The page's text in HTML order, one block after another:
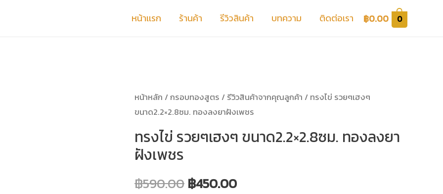
หน้าเเรก ร้านค้า รีวิวสินค้า บทความ ติดต่อเรา ฿0.00 0
หน้าหลัก /กรอบทองสูตร / รีวิวสินค้าจากคุณลูกค้า / ทรงไข่ รวยๆเฮงๆ
ขนาด2.2×2.8ซม. ทองลงยาฝังเพชร
ทรงไข่ รวยๆเฮงๆ ขนาด2.2×2.8ซม. ทองลงยา
ฝังเพชร
฿590.00฿450.00